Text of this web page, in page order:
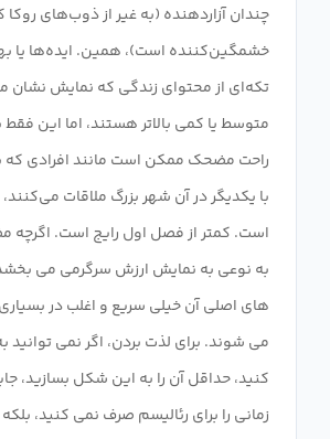
چندان آزاردهنده (به غیر از ذوب‌های
خشمگین‌کننده است)، همین. ایده‌ها یا
تکه‌ای از محتوای زندگی که نمایش نشان
متوسط ​​یا کمی بالاتر هستند، اما این
راحت مضحک ممکن است مانند افرادی که
با یکدیگر در آن شهر بزرگ ملاقات
است. کمتر از فصل اول رایج است. اگرچه
به نوعی به نمایش ارزش سرگرمی می
های اصلی آن خیلی سریع و اغلب در
می شوند. برای لذت بردن، اگر نمی
کنید، حداقل آن را به این شکل بسازید،
زمانی را برای رئالیسم صرف نمی کنید،